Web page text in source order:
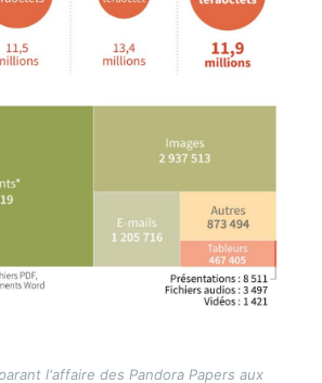
l'affaire des Pandora Papers aux